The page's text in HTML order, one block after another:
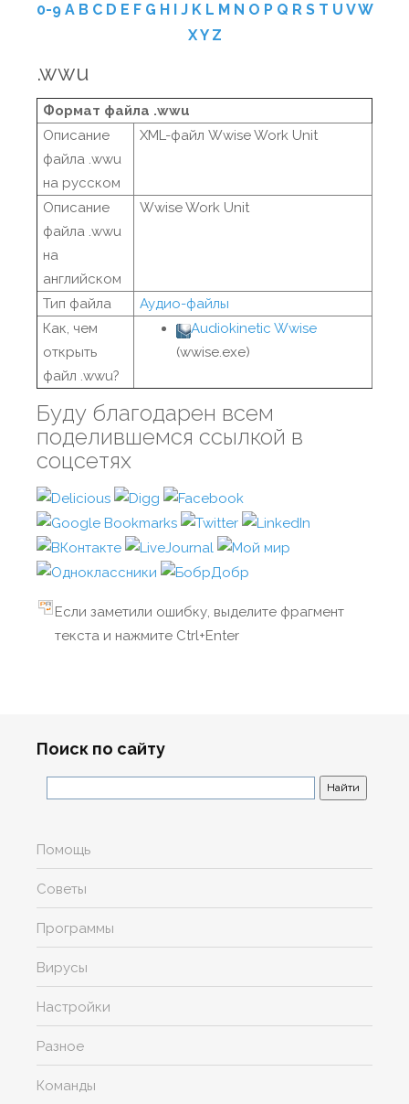
0-9 A B C D E F G H I J K L M N O P Q R S T U VW
XY Z
.wwu
Формат файла .wwu
Описание
файла .wwu
на русском
XML-файл Wwise Work Unit
Описание
файла .wwu
на
английском
Wwise Work Unit
Тип файла
Аудио-файлы
Как, чем
открыть
файл .wwu?
Audiokinetic Wwise
(wwise.exe)
Буду благодарен всем
поделившемся ссылкой в
соцсетях
Если заметили ошибку, выделите фрагмент
текста и нажмите Ctrl+Enter
Поиск по сайту
Помощь
Советы
Программы
Вирусы
Настройки
Разное
Команды